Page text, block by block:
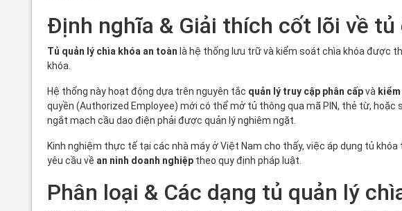
Định nghĩa & Giải thích cốt lõi về
Tủ quản lý chìa khóa an toàn là hệ thống lưu trữ và kiểm soát chìa khóa được
khóa.
Hệ thống này hoạt động dựa trên nguyên tắc quản lý truy cập phân cấpvà
quyền (Authorized Employee) mới có thể mở tủ thông qua mã PIN, thẻ từ,
ngắt mạch cầu dao điện phải được quản lý nghiêm ngặt.
Kinh nghiệm thực tế tại các nhà máy ở Việt Nam cho thấy, việc áp dụng tủ
yêu cầu về an ninh doanh nghiệp theo quy định pháp luật.
Phân loại & Các dạng tủ quản lý